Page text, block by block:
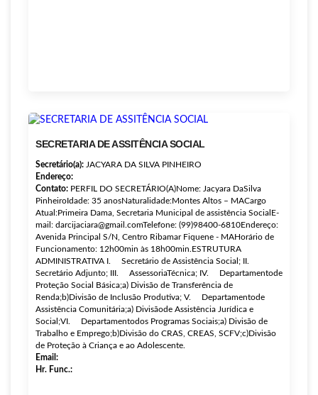
SECRETARIA DE ASSITÊNCIA SOCIAL
Secretário(a): JACYARA DA SILVA PINHEIRO
Endereço:
Contato: PERFIL DO SECRETÁRIO(A)Nome: Jacyara DaSilva
PinheiroIdade: 35 anosNaturalidade:Montes Altos – MACargo
Atual:Primeira Dama, Secretaria Municipal de assistência SocialE-
mail: darcijaciara@gmail.comTelefone: (99)98400-6810Endereço:
Avenida Principal S/N, Centro Ribamar Fiquene - MAHorário de
Funcionamento: 12h00min às 18h00min.ESTRUTURA
ADMINISTRATIVA I. Secretário de Assistência Social; II.
Secretário Adjunto; III. AssessoriaTécnica; IV. Departamentode
Proteção Social Básica;a) Divisão de Transferência de
Renda;b)Divisão de Inclusão Produtiva; V. Departamentode
Assistência Comunitária;a) Divisãode Assistência Jurídica e
Social;VI. Departamentodos Programas Sociais;a) Divisão de
Trabalho e Emprego;b)Divisão do CRAS, CREAS, SCFV;c)Divisão
de Proteção à Criança e ao Adolescente.
Email:
Hr. Func.: